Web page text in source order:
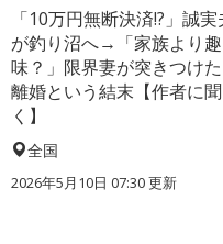
「10万円無断決済!?」誠実
が釣り沼へ→「家族より趣
味？」限界妻が突きつけた
離婚という結末【作者に聞
く】
全国
2026年5月10日 07:30 更新